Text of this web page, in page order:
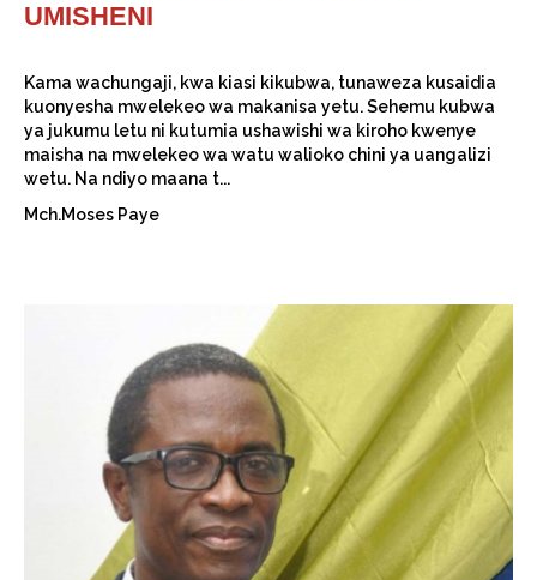
UMISHENI
Kama wachungaji, kwa kiasi kikubwa, tunaweza kusaidia
kuonyesha mwelekeo wa makanisa yetu. Sehemu kubwa
ya jukumu letu ni kutumia ushawishi wa kiroho kwenye
maisha na mwelekeo wa watu walioko chini ya uangalizi
wetu. Na ndiyo maana t...
Mch.Moses Paye